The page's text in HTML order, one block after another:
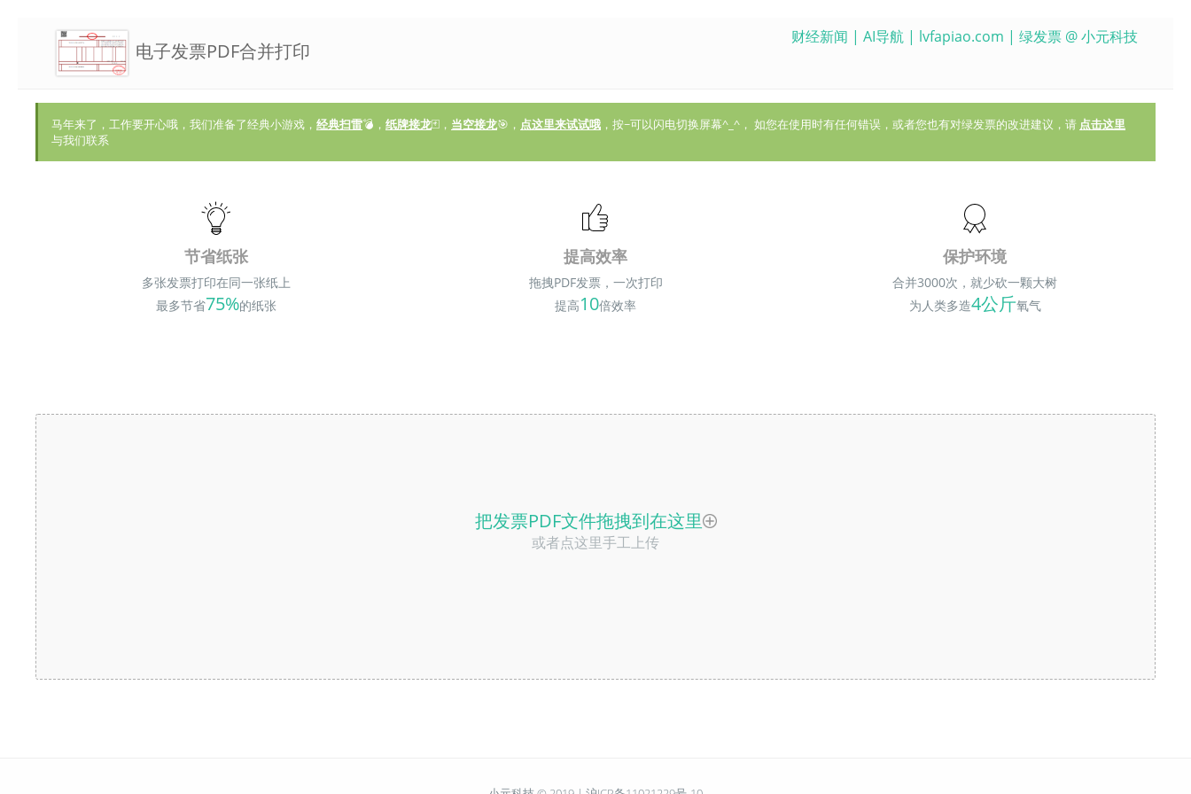
电子发票PDF合并打印
财经新闻 | AI导航 | lvfapiao.com | 绿发票 @小元科技
马年来了，工作要开心哦，我们准备了经典小游戏， 经典扫雷💣， 纸牌接龙🃏， 当空接龙🎯， 点这里来试试哦 ，按~可以闪电切换屏幕^_^， 如您在使用时有任何错误，或者您也有对绿发票的改进建议，请 点击这里
与我们联系
节省纸张
多张发票打印在同一张纸上
最多节省75%的纸张
提高效率
拖拽PDF发票，一次打印
提高10倍效率
保护环境
合并3000次，就少砍一颗大树
为人类多造4公斤氧气
把发票PDF文件拖拽到在这里
或者点这里手工上传